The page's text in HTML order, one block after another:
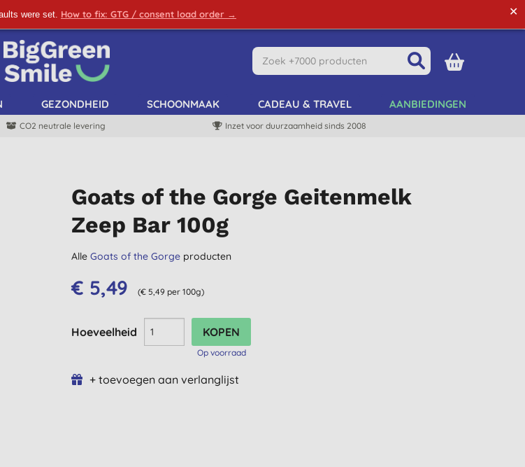
were set. How to fix: GTG / consent load order → ✕
IN!
GEZONDHEID SCHOONMAAK CADEAU & TRAVEL AANBIEDINGEN
CO2 neutrale levering Inzet voor duurzaamheid sinds 2008
Goats of the Gorge Geitenmelk
Zeep Bar 100g
AlleGoats of the Gorge producten
€ 5,49 (€ 5,49 per 100g)
Hoeveelheid
Op voorraad
+ toevoegen aan verlanglijst